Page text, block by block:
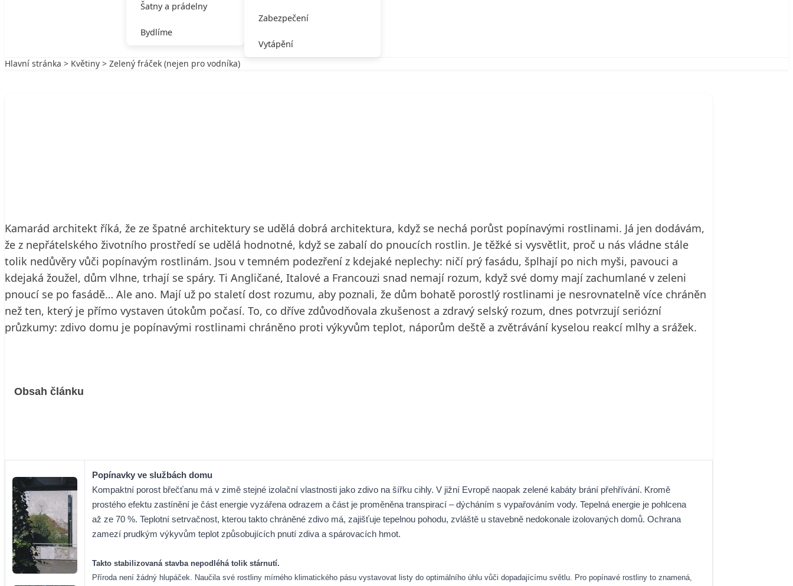
Šatny a prádelny
Bydlíme
Zabezpečení
Vytápění
Hlavní stránka > Květiny > Zelený fráček (nejen pro vodníka)
Kamarád architekt říká, že ze špatné architektury se udělá dobrá architektura, když se nechá porůst popínavými rostlinami. Já jen dodávám,
že z nepřátelského životního prostředí se udělá hodnotné, když se zabalí do pnoucích rostlin. Je těžké si vysvětlit, proč u nás vládne stále
tolik nedůvěry vůči popínavým rostlinám. Jsou v temném podezření z kdejaké neplechy: ničí prý fasádu, šplhají po nich myši, pavouci a
kdejaká žoužel, dům vlhne, trhají se spáry. Ti Angličané, Italové a Francouzi snad nemají rozum, když své domy mají zachumlané v zeleni
pnoucí se po fasádě… Ale ano. Mají už po staletí dost rozumu, aby poznali, že dům bohatě porostlý rostlinami je nesrovnatelně více chráněn
než ten, který je přímo vystaven útokům počasí. To, co dříve zdůvodňovala zkušenost a zdravý selský rozum, dnes potvrzují seriózní
průzkumy: zdivo domu je popínavými rostlinami chráněno proti výkyvům teplot, náporům deště a zvětrávání kyselou reakcí mlhy a srážek.
Obsah článku
Popínavky ve službách domu
Kompaktní porost břečťanu má v zimě stejné izolační vlastnosti jako zdivo na šířku cihly. V jižní Evropě naopak zelené kabáty brání přehřívání. Kromě
prostého efektu zastínění je část energie vyzářena odrazem a část je proměněna transpirací – dýcháním s vypařováním vody. Tepelná energie je pohlcena
až ze 70 %. Teplotní setrvačnost, kterou takto chráněné zdivo má, zajišťuje tepelnou pohodu, zvláště u stavebně nedokonale izolovaných domů. Ochrana
zamezí prudkým výkyvům teplot způsobujících pnutí zdiva a spárovacích hmot.
Takto stabilizovaná stavba nepodléhá tolik stárnutí.
Příroda není žádný hlupáček. Naučila své rostliny mírného klimatického pásu vystavovat listy do optimálního úhlu vůči dopadajícímu světlu. Pro popínavé rostliny to znamená,